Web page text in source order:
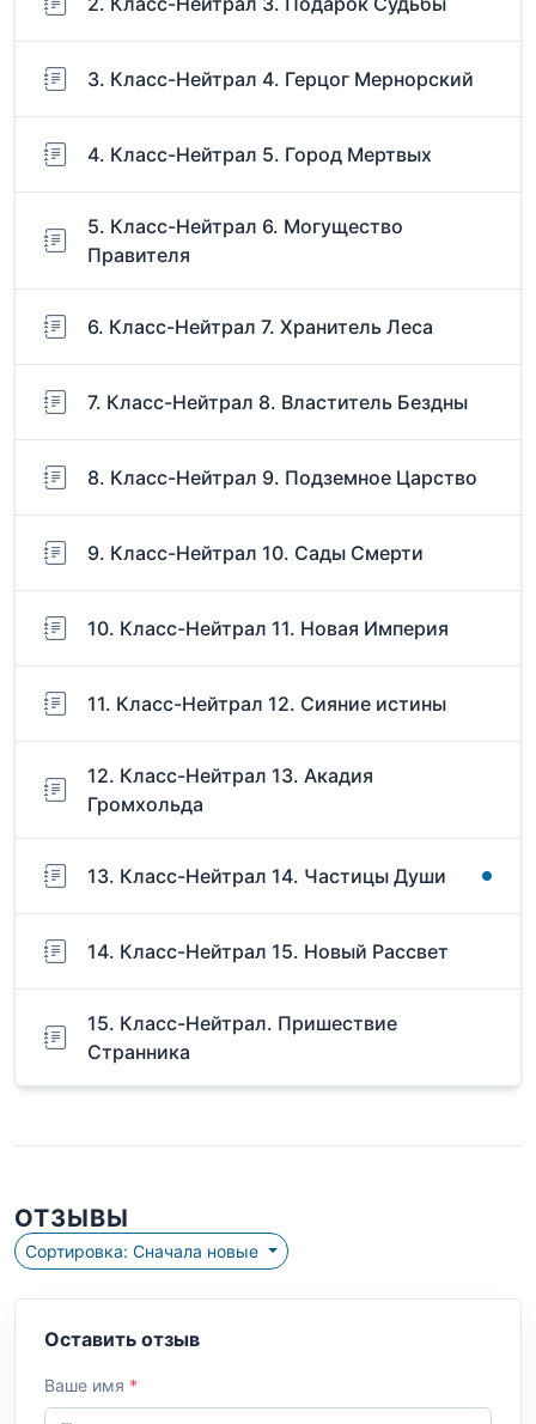
3. Класс-Нейтрал 4. Герцог Мернорский
4. Класс-Нейтрал 5. Город Мертвых
5. Класс-Нейтрал 6. Могущество
Правителя
6. Класс-Нейтрал 7. Хранитель Леса
7. Класс-Нейтрал 8. Властитель Бездны
8. Класс-Нейтрал 9. Подземное Царство
9. Класс-Нейтрал 10. Сады Смерти
10. Класс-Нейтрал 11. Новая Империя
11. Класс-Нейтрал 12. Сияние истины
12. Класс-Нейтрал 13. Акадия
Громхольда
13. Класс-Нейтрал 14. Частицы Души
14. Класс-Нейтрал 15. Новый Рассвет
15. Класс-Нейтрал. Пришествие
Странника
ОТЗЫВЫ
Сортировка: Сначала новые
Оставить отзыв
Ваше имя *